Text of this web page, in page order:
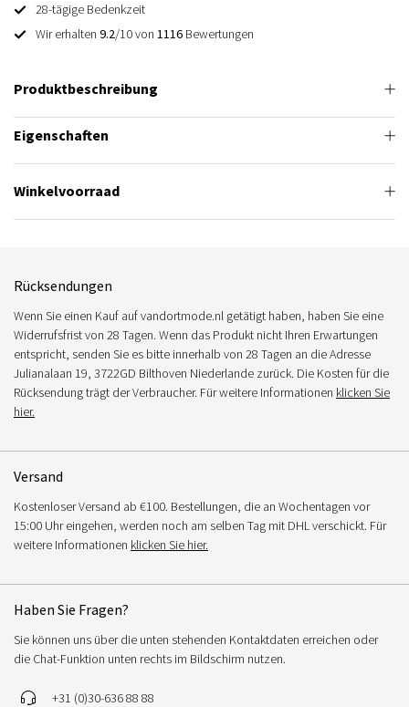
28-tägige Bedenkzeit
Wir erhalten 9.2/10 von 1116 Bewertungen
Produktbeschreibung
Eigenschaften
Winkelvoorraad
Rücksendungen
Wenn Sie einen Kauf auf vandortmode.nl getätigt haben, haben Sie eine
Widerrufsfrist von 28 Tagen. Wenn das Produkt nicht Ihren Erwartungen
entspricht, senden Sie es bitte innerhalb von 28 Tagen an die Adresse
Julianalaan 19, 3722GD Bilthoven Niederlande zurück. Die Kosten für die
Rücksendung trägt der Verbraucher. Für weitere Informationen klicken Sie
hier.
Versand
Kostenloser Versand ab €100. Bestellungen, die an Wochentagen vor
15:00 Uhr eingehen, werden noch am selben Tag mit DHL verschickt. Für
weitere Informationen klicken Sie hier.
Haben Sie Fragen?
Sie können uns über die unten stehenden Kontaktdaten erreichen oder
die Chat-Funktion unten rechts im Bildschirm nutzen.
+31 (0)30-636 88 88